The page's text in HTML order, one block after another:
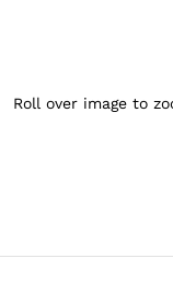
Roll over image to